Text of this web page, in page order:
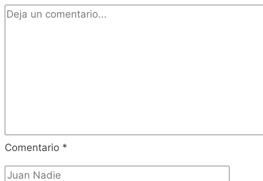
Comentario *